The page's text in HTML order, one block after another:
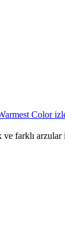
Color
farklı